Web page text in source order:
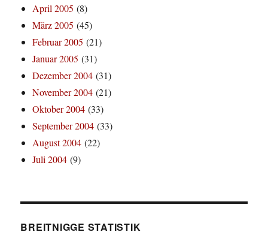
April 2005 (8)
März 2005 (45)
Februar 2005 (21)
Januar 2005 (31)
Dezember 2004 (31)
November 2004 (21)
Oktober 2004 (33)
September 2004 (33)
August 2004 (22)
Juli 2004 (9)
BREITNIGGE STATISTIK